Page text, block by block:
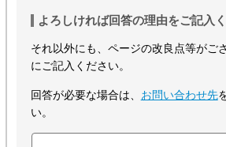
よろしければ回答の理由をご記入
それ以外にも、ページの改良点等がご
にご記入ください。
回答が必要な場合は、 お問い合わせ先
い。